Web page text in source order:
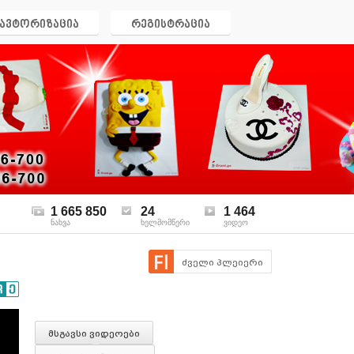
ავტორიზაცია რეგისტრაცია
1 665 850
ნახვა
24
ხელმომწერი
1 464
ვიდეო
ძველი პლეიერი
მსგავსი ვიდეოები